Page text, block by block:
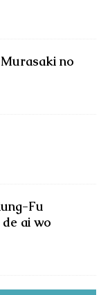
no
Fu
ai wo